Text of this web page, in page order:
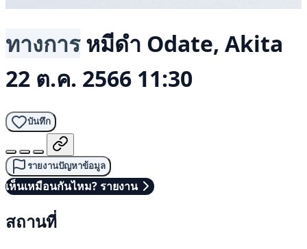
ทางการ หมีดำ Odate, Akita
22 ต.ค. 2566 11:30
บันทึก
รายงานปัญหาข้อมูล
เห็นเหมือนกันไหม? รายงาน
สถานที่